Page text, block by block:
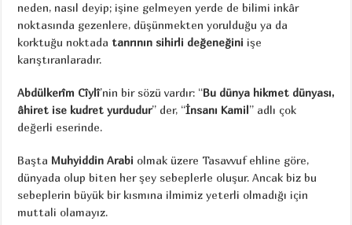
neden, nasıl deyip; işine gelmeyen yerde de bilimi inkâr
noktasında gezenlere, düşünmekten yorulduğu ya da
korktuğu noktada tanrının sihirli değeneğini işe
karıştıranlaradır.
Abdülkerîm Cîylî’nin bir sözü vardır: “Bu dünya hikmet dünyası,
âhiret ise kudret yurdudur” der, “İnsanı Kamil” adlı çok
değerli eserinde.
Başta Muhyiddin Arabi olmak üzere Tasavvuf ehline göre,
dünyada olup biten her şey sebeplerle oluşur. Ancak biz bu
sebeplerin büyük bir kısmına ilmimiz yeterli olmadığı için
muttali olamayız.